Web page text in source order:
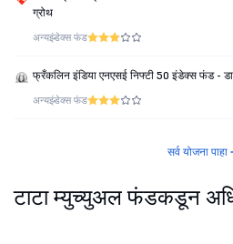
ग्रोथ
अन्यइंडेक्स फंड
फ्रँकलिन इंडिया एनएसई निफ्टी 50 इंडेक्स फंड -
अन्यइंडेक्स फंड
सर्व योजना पाहा
टाटा म्युच्युअल फंडकडून